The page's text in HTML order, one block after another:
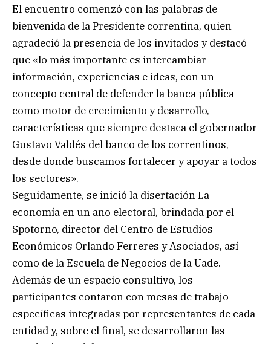
El encuentro comenzó con las palabras de
bienvenida de la Presidente correntina, quien
agradeció la presencia de los invitados y destacó
que «lo más importante es intercambiar
información, experiencias e ideas, con un
concepto central de defender la banca pública
como motor de crecimiento y desarrollo,
características que siempre destaca el gobernador
Gustavo Valdés del banco de los correntinos,
desde donde buscamos fortalecer y apoyar a todos
los sectores».
Seguidamente, se inició la disertación La
economía en un año electoral, brindada por el
Spotorno, director del Centro de Estudios
Económicos Orlando Ferreres y Asociados, así
como de la Escuela de Negocios de la Uade.
Además de un espacio consultivo, los
participantes contaron con mesas de trabajo
específicas integradas por representantes de cada
entidad y, sobre el final, se desarrollaron las